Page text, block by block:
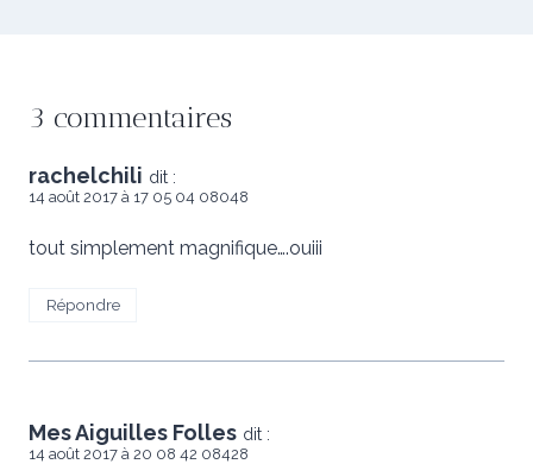
3 commentaires
rachelchili dit :
14 août 2017 à 17 05 04 08048
tout simplement magnifique….ouiii
Répondre
Mes Aiguilles Folles dit :
14 août 2017 à 20 08 42 08428